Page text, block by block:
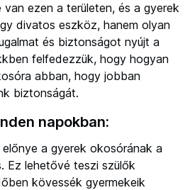
ezen a területen, és a gyerek
divatos eszköz, hanem olyan
és biztonságot nyújt a
felfedezzük, hogy hogyan
abban, hogy jobban
biztonságát.
napokban:
a gyerek okosórának a
Ez lehetővé teszi szülők
kövessék gyermekeik